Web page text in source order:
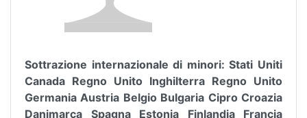
Sottrazione internazionale di minori: Stati Uniti
Canada Regno Unito Inghilterra Regno Unito
Germania Austria Belgio Bulgaria Cipro Croazia
Danimarca Spagna Estonia Finlandia Francia